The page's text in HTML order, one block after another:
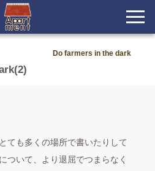
ト&ショップ
新着
Do farmers in the dark
ても多くの場所で書いたりして
ついて、より退屈でつまらなく